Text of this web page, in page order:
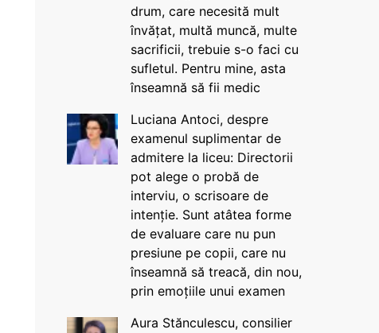
drum, care necesită mult
învățat, multă muncă, multe
sacrificii, trebuie s-o faci cu
sufletul. Pentru mine, asta
înseamnă să fii medic
Luciana Antoci, despre
examenul suplimentar de
admitere la liceu: Directorii
pot alege o probă de
interviu, o scrisoare de
intenție. Sunt atâtea forme
de evaluare care nu pun
presiune pe copii, care nu
înseamnă să treacă, din nou,
prin emoțiile unui examen
Aura Stănculescu, consilier